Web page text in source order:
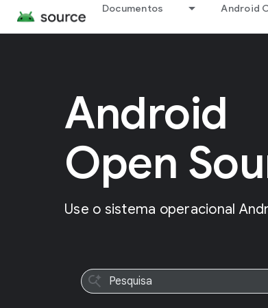
Documentos Android
Android
Open
Use o sistema operacional